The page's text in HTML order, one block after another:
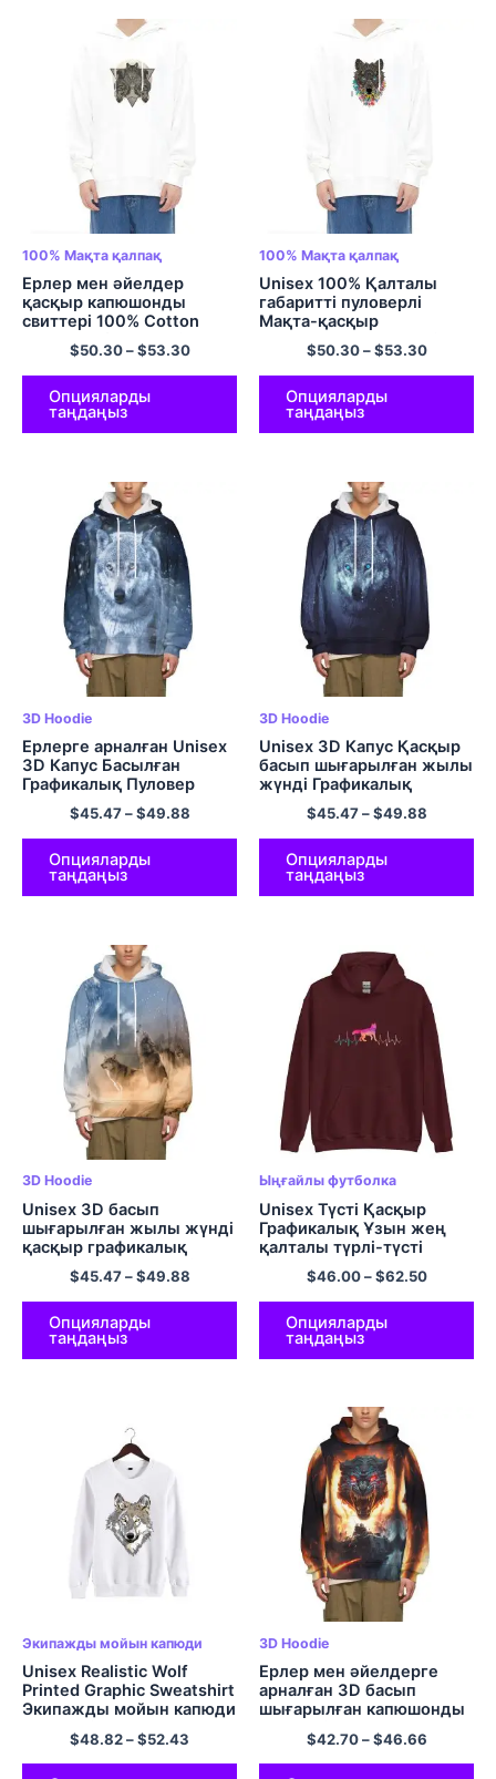
100% Мақта қалпақ
Ерлер мен әйелдер
қасқыр капюшонды
свиттері 100% Cotton
Cozy Comfort Hoodie
Түрлі түсті
$50.30–$53.30
Опцияларды
таңдаңыз
100% Мақта қалпақ
Unisex 100% Қалталы
габаритті пуловерлі
Мақта-қасқыр
қалпақшасы көп түсті
свиттері
$50.30–$53.30
Опцияларды
таңдаңыз
3D Hoodie
Ерлерге арналған Unisex
3D Капус Басылған
Графикалық Пуловер
Қасқыр және Галакси
Капус Қалталы жылы
жүнді кездейсоқ пуловер
свиттері
$45.47–$49.88
Опцияларды
таңдаңыз
3D Hoodie
Unisex 3D Капус Қасқыр
басып шығарылған жылы
жүнді Графикалық
пуловер Полиэстер
Күнделікті пуловер
Қалталы жемпір
$45.47–$49.88
Опцияларды
таңдаңыз
3D Hoodie
Unisex 3D басып
шығарылған жылы жүнді
қасқыр графикалық
капюшонды свиттері
Полиэстер пуловер
капюшон
$45.47–$49.88
Опцияларды
таңдаңыз
Ыңғайлы футболка
Unisex Түсті Қасқыр
Графикалық Ұзын жең
қалталы түрлі-түсті
капюшон
$46.00–$62.50
Опцияларды
таңдаңыз
Экипажды мойын капюди
Unisex Realistic Wolf
Printed Graphic Sweatshirt
Экипажды мойын капюди
көп түсті
$48.82–$52.43
3D Hoodie
Ерлер мен әйелдерге
арналған 3D басып
шығарылған капюшонды
свиттері бар қасқыр
$42.70–$46.66